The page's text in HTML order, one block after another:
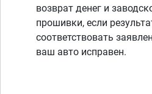
возврат денег и
прошивки, если
соответствовать
ваш авто исправен.